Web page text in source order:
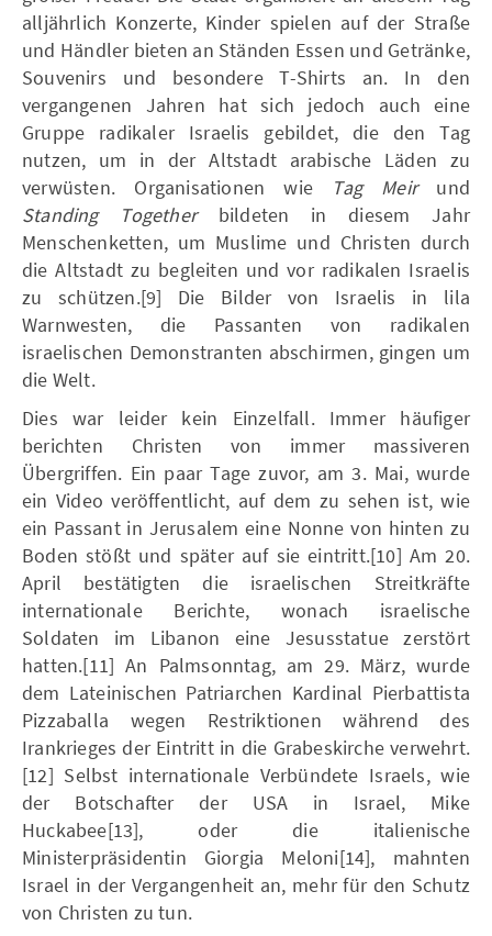
alljährlich Konzerte, Kinder spielen auf der Straße
und Händler bieten an Ständen Essen und Getränke,
Souvenirs und besondere T-Shirts an. In den
vergangenen Jahren hat sich jedoch auch eine
Gruppe radikaler Israelis gebildet, die den Tag
nutzen, um in der Altstadt arabische Läden zu
verwüsten. Organisationen wie
Tag Meirund
Standing Togetherbildeten in diesem Jahr
Menschenketten, um Muslime und Christen durch
die Altstadt zu begleiten und vor radikalen Israelis
zu schützen.[9] Die Bilder von Israelis in lila
Warnwesten, die Passanten von radikalen
israelischen Demonstranten abschirmen, gingen um
die Welt.
Dies war leider kein Einzelfall. Immer häufiger
berichten Christen von immer massiveren
Übergriffen. Ein paar Tage zuvor, am 3. Mai, wurde
ein Video veröffentlicht, auf dem zu sehen ist, wie
ein Passant in Jerusalem eine Nonne von hinten zu
Boden stößt und später auf sie eintritt.[10] Am 20.
April bestätigten die israelischen Streitkräfte
internationale Berichte, wonach israelische
Soldaten im Libanon eine Jesusstatue zerstört
hatten.[11] An Palmsonntag, am 29. März, wurde
dem Lateinischen Patriarchen Kardinal Pierbattista
Pizzaballa wegen Restriktionen während des
Irankrieges der Eintritt in die Grabeskirche verwehrt.
[12] Selbst internationale Verbündete Israels, wie
der Botschafter der USA in Israel, Mike
Huckabee[13], oder die italienische
Ministerpräsidentin Giorgia Meloni[14], mahnten
Israel in der Vergangenheit an, mehr für den Schutz
von Christen zu tun.